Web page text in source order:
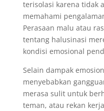
terisolasi karena tidak
memahami
Perasaan malu atau
tentang halusinasi
kondisi emosional
Selain dampak
menyebabkan
merasa sulit untuk
teman, atau rekan